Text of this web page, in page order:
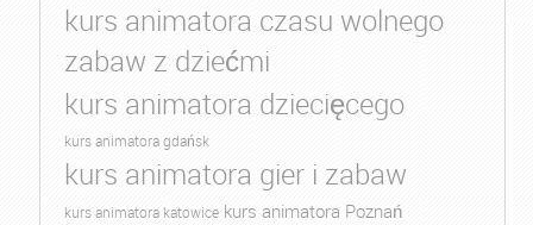
kurs animatora czasu wolnego
zabaw z dziećmi
kurs animatora dziecięcego
kurs animatora gdańsk
kurs animatora gier i zabaw
kurs animatora katowice kurs animatora Poznań